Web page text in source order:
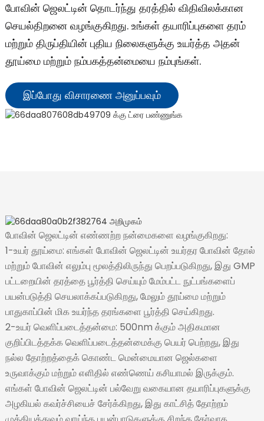
போவின் ஜெலட்டின் தொடர்ந்து தரத்தில் விதிவிலக்கான
செயல்திறனை வழங்குகிறது. உங்கள் தயாரிப்புகளை தரம்
மற்றும் திருப்தியின் புதிய நிலைகளுக்கு உயர்த்த அதன்
தூய்மை மற்றும் நம்பகத்தன்மையை நம்புங்கள்.
இப்போது விசாரணை அனுப்பவும்
போவின் ஜெலட்டின் எண்ணற்ற நன்மைகளை வழங்குகிறது:
1-உயர் தூய்மை: எங்கள் போவின் ஜெலட்டின் உயர்தர போவின் தோல்
மற்றும் போவின் எலும்பு மூலத்திலிருந்து பெறப்படுகிறது, இது GMP
பட்டறையின் தரத்தை பூர்த்தி செய்யும் மேம்பட்ட நுட்பங்களைப்
பயன்படுத்தி செயலாக்கப்படுகிறது, மேலும் தூய்மை மற்றும்
பாதுகாப்பின் மிக உயர்ந்த தரங்களை பூர்த்தி செய்கிறது.
2-உயர் வெளிப்படைத்தன்மை: 500nm க்கும் அதிகமான
குறிப்பிடத்தக்க வெளிப்படைத்தன்மைக்கு பெயர் பெற்றது, இது
நல்ல தோற்றத்தைக் கொண்ட மென்மையான ஜெல்களை
உருவாக்கும் மற்றும் எளிதில் எண்ணெய் கசியாமல் இருக்கும்.
எங்கள் போவின் ஜெலட்டின் பல்வேறு வகையான தயாரிப்புகளுக்கு
அழகியல் கவர்ச்சியைச் சேர்க்கிறது, இது காட்சித் தோற்றம்